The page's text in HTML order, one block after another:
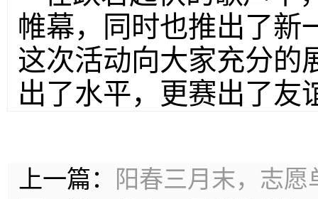
帷幕，同时也推出了新
这次活动向大家充分的
出了水平，更赛出了友
上一篇：
阳春三月末，志愿